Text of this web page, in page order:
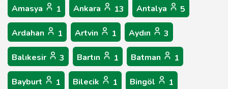
Amasya 1 Ankara 13 Antalya 5
Ardahan 1 Artvin 1 Aydın 3
Balıkesir 3 Bartın 1 Batman 1
Bayburt 1 Bilecik 1 Bingöl 1